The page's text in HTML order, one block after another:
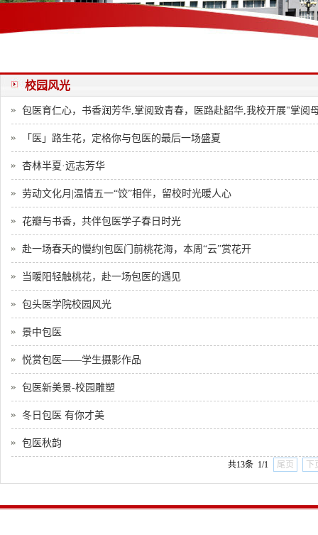
校园风光
包医育仁心，书香润芳华,掌阅致青春，医路赴韶华,我校开展"掌阅
「医」路生花，定格你与包医的最后一场盛夏
杏林半夏·远志芳华
劳动文化月|温情五一“饺”相伴，留校时光暖人心
花瓣与书香，共伴包医学子春日时光
赴一场春天的慢约|包医门前桃花海，本周“云”赏花开
当暖阳轻触桃花，赴一场包医的遇见
包头医学院校园风光
景中包医
悦赏包医——学生摄影作品
包医新美景-校园雕塑
冬日包医 有你才美
包医秋韵
共13条 1/1 尾页